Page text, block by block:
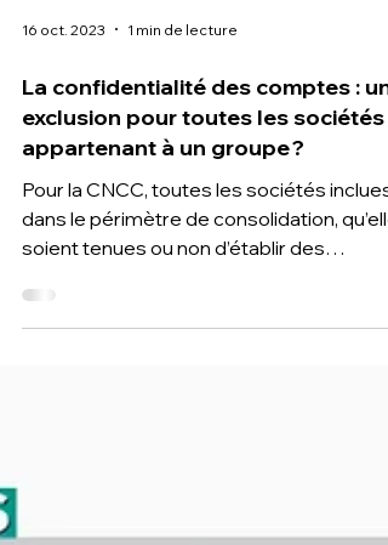
16 oct. 2023 1 min de lecture
La confidentialité des comptes :
exclusion pour toutes les sociétés
appartenant à un groupe ?
Pour la CNCC, toutes les sociétés inclues
dans le périmètre de consolidation,